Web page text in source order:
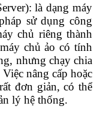
là dạng máy
sử dụng công
chủ riêng thành
chủ ảo có tính
nhưng chạy chia
nâng cấp hoặc
đơn giản, có thể
lý hệ thống.